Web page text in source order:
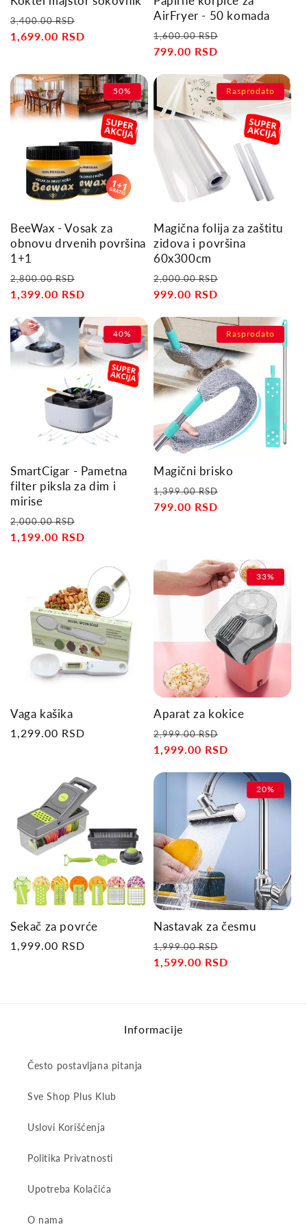
n
Regular
price
3,400.00 RSD
price
1,699.00 RSD
AirFryer - 50 komada
Regular
price
1,600.00 RSD
799.00 RSD
50%
BeeWax - Vosak za
obnovu drvenih površina
1+1
Regular
price
2,800.00 RSD
price
1,399.00 RSD
Rasprodato
Magična folija za zaštitu
zidova i površina
60x300cm
Regular
price
2,000.00 RSD
999.00 RSD
40%
SmartCigar - Pametna
filter piksla za dim i
mirise
Regular
price
2,000.00 RSD
price
1,199.00 RSD
Rasprodato
Magični brisko
Regular
price
1,399.00 RSD
799.00 RSD
Vaga kašika
Regular
1,299.00 RSD
33%
Aparat za kokice
Regular
price
2,999.00 RSD
price
1,999.00 RSD
Sekač za povrće
Regular
1,999.00 RSD
20%
Nastavak za česmu
Regular
price
1,999.00 RSD
price
1,599.00 RSD
Informacije
Često postavljana pitanja
Sve Shop Plus Klub
Uslovi Korišćenja
Politika Privatnosti
Upotreba Kolačića
O nama